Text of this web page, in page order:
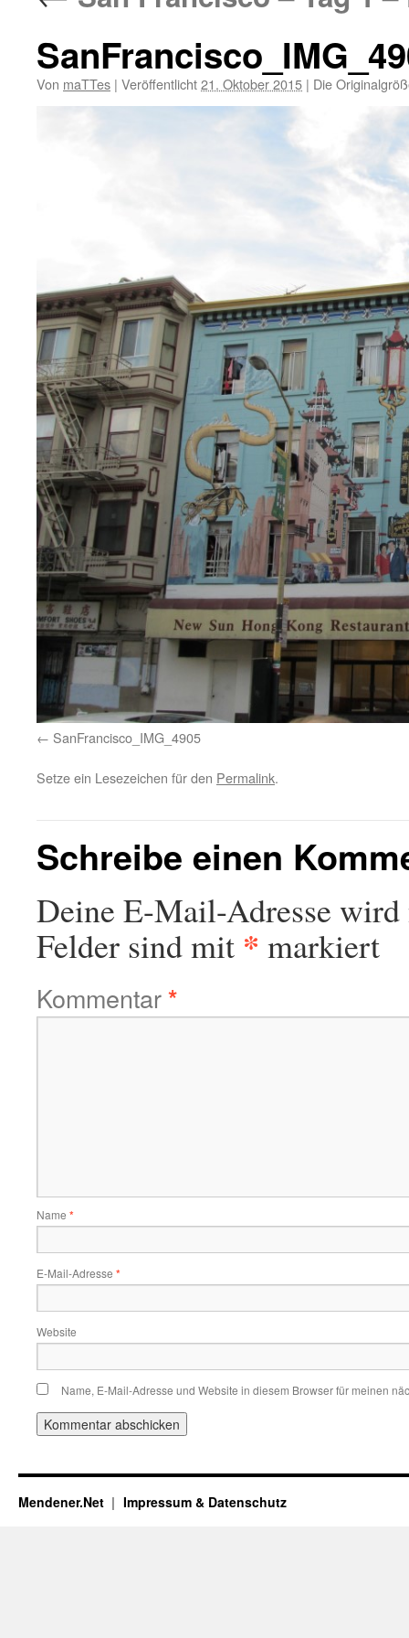
Von maTTes | Veröffentlicht21. Oktober 2015 | Die
SanFrancisco_IMG_4905
Setze ein Lesezeichen für den Permalink.
Schreibe einen
Deine E-Mail-Adresse
Felder sind mit * markiert
Kommentar*
Name *
E-Mail-Adresse *
Website
Name, E-Mail-Adresse und Website in diesem Browser für meinen
Mendener.Net Impressum & Datenschutz